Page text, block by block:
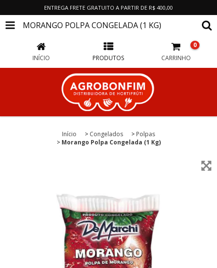
ENTREGA FRETE GRATUITO A PARTIR DE R$ 400,00
MORANGO POLPA CONGELADA (1 KG)
INÍCIO PRODUTOS CARRINHO
0
Início > Congelados > Polpas
> Morango Polpa Congelada (1 Kg)